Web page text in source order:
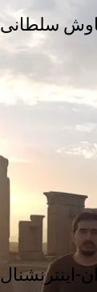
سلطانی
اینترنشنال